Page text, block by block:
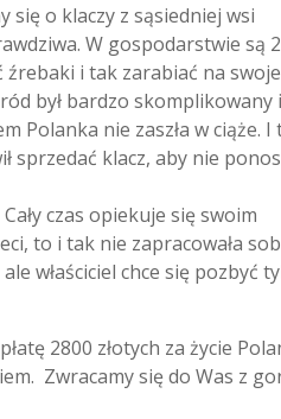
się o klaczy z sąsiedniej wsi
W gospodarstwie są 2
źrebaki i tak zarabiać na swoje
był bardzo skomplikowany i
Polanka nie zaszła w ciąże. I
sprzedać klacz, aby nie
czas opiekuje się swoim
to i tak nie zapracowała
właściciel chce się pozbyć
2800 złotych za życie
Zwracamy się do Was z